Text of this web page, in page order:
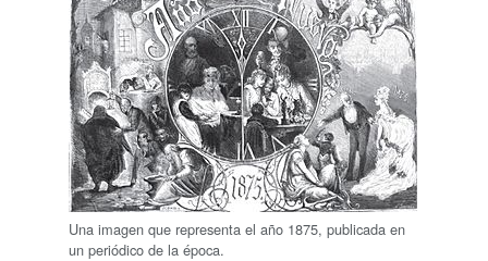
Una imagen que representa el año 1875, publicada en
un periódico de la época.